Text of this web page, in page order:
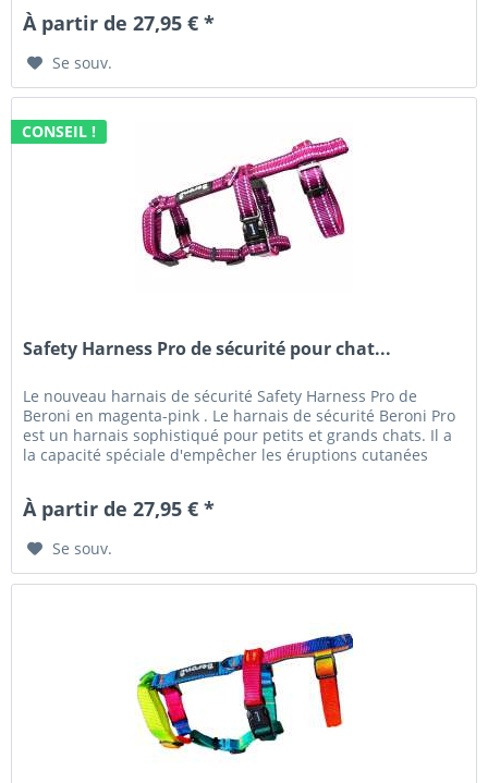
À partir de 27,95 € *
Se souv.
CONSEIL !
Safety Harness Pro de sécurité pour chat...
Le nouveau harnais de sécurité Safety Harness Pro de
Beroni en magenta-pink . Le harnais de sécurité Beroni Pro
est un harnais sophistiqué pour petits et grands chats. Il a
la capacité spéciale d'empêcher les éruptions cutanées
À partir de 27,95 € *
Se souv.